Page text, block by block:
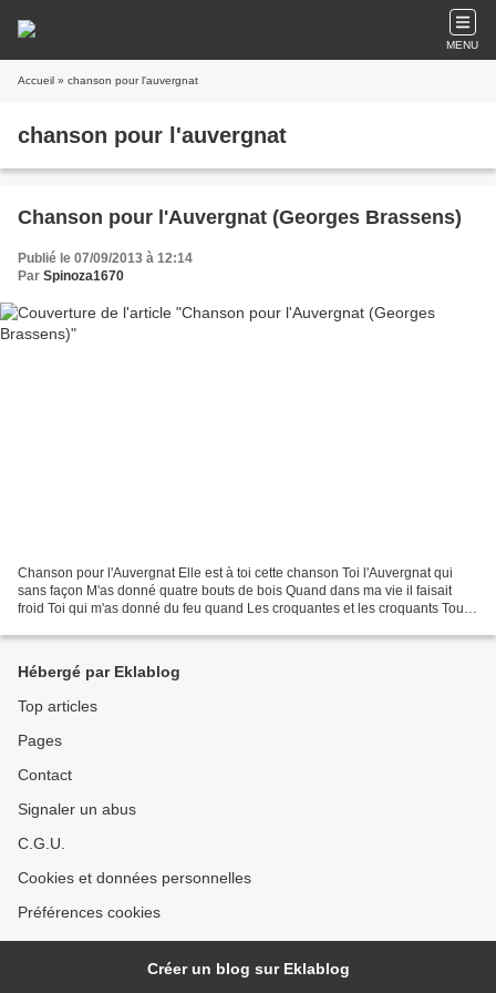
MENU
Accueil » chanson pour l'auvergnat
chanson pour l'auvergnat
Chanson pour l'Auvergnat (Georges Brassens)
Publié le 07/09/2013 à 12:14
Par Spinoza1670
Chanson pour l'Auvergnat Elle est à toi cette chanson Toi l'Auvergnat qui
sans façon M'as donné quatre bouts de bois Quand dans ma vie il faisait
froid Toi qui m'as donné du feu quand Les croquantes et les croquants Tous
Hébergé par Eklablog
Top articles
Pages
Contact
Signaler un abus
C.G.U.
Cookies et données personnelles
Préférences cookies
Créer un blog sur Eklablog